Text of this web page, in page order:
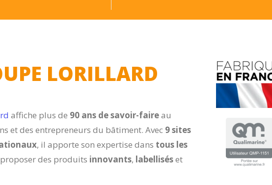
LORILLARD
affiche plus de 90 ans de savoir-faireau
et des entrepreneurs du bâtiment. Avec 9sites
, il apporte son expertise dans tous les
des produits innovants, labelliséset